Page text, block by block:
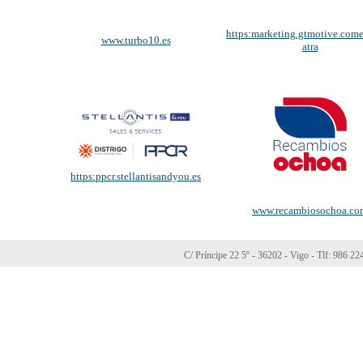
www.turbo10.es
atra
https:ppcr.stellantisandyou.es
C/ Príncipe 22 5º - 36202 - Vigo - Tlf: 986